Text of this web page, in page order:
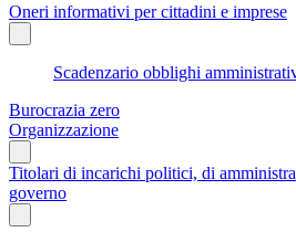
Oneri informativi per cittadini e imprese
Scadenzario obblighi
Burocrazia zero
Organizzazione
Titolari di incarichi politici, di
governo